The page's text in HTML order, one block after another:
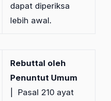
dapat diperiksa
lebih awal.
Rebuttal oleh
Penuntut Umum
| Pasal 210 ayat